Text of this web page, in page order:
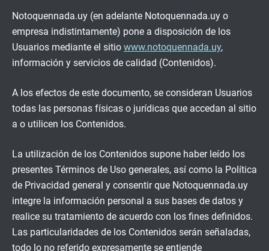
Notoquennada.uy (en adelante Notoquennada.uy o
empresa indistintamente) pone a disposición de los
Usuarios mediante el sitio www.notoquennada.uy,
información y servicios de calidad (Contenidos).
A los efectos de este documento, se consideran Usuarios
todas las personas físicas o jurídicas que accedan al sitio
a o utilicen los Contenidos.
La utilización de los Contenidos supone haber leído los
presentes Términos de Uso generales, así como la Política
de Privacidad general y consentir que Notoquennada.uy
integre la información personal a sus bases de datos y
realice su tratamiento de acuerdo con los fines definidos.
Las particularidades de los Contenidos serán señaladas,
todo lo no referido expresamente se entiende